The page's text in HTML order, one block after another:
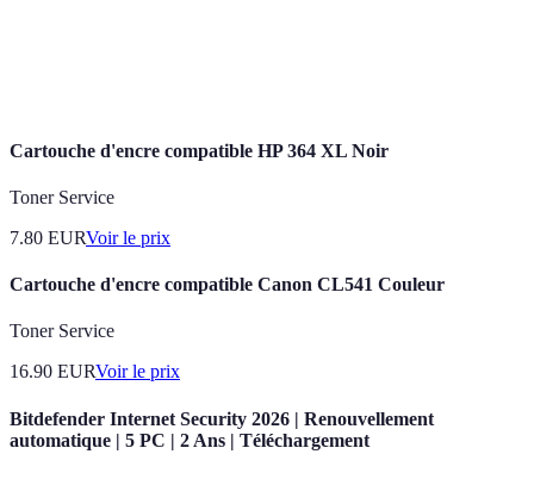
Cartouche d'encre compatible HP 364 XL Noir
Toner Service
7.80 EURVoir le prix
Cartouche d'encre compatible Canon CL541 Couleur
Toner Service
16.90 EURVoir le prix
Bitdefender Internet Security 2026 | Renouvellement
automatique | 5 PC | 2 Ans | Téléchargement